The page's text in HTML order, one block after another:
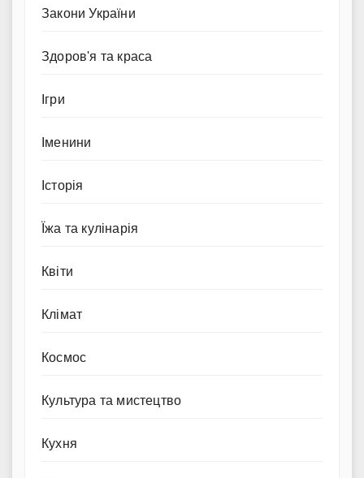
Закони України
Здоров'я та краса
Ігри
Іменини
Історія
Їжа та кулінарія
Квіти
Клімат
Космос
Культура та мистецтво
Кухня